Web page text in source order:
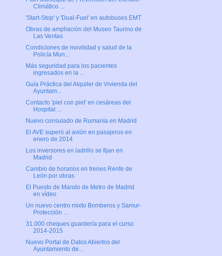
Climático ...
'Start-Stop' y 'Dual-Fuel' en autobuses EMT
Obras de ampliación del Museo Taurino de
Las Ventas
Condiciones de movilidad y salud de la
Policía Mun...
Más seguridad para los pacientes
ingresados en la ...
Guía Práctica del Alquiler de Vivienda del
Ayuntam...
Contacto 'piel con piel' en cesáreas del
Hospital ...
Nuevo consulado de Rumanía en Madrid
El AVE superó al avión en pasajeros en
enero de 2014
Los inversores en ladrillo se fijan en
Madrid
Cambio de horarios en trenes Renfe de
León por obras
El Puesto de Mando de Metro de Madrid
en vídeo
Un nuevo centro mixto Bomberos y Samur-
Protección ...
31.000 cheques guardería para el curso
2014-2015
Nuevo Portal de Datos Abiertos del
Ayuntamiento de...